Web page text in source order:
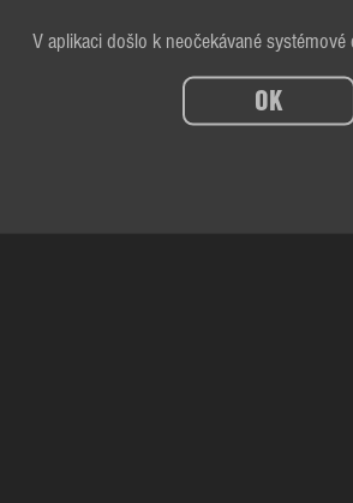
V aplikaci došlo k neočekávané systémové
OK